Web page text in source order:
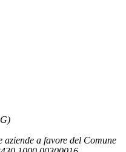
a favore del Comune